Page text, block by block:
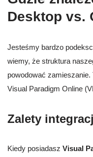
Desktop vs.
Jesteśmy bardzo
wiemy, że struktura
powodować
Visual Paradigm Online
Zalety
Kiedy posiadasz Visual